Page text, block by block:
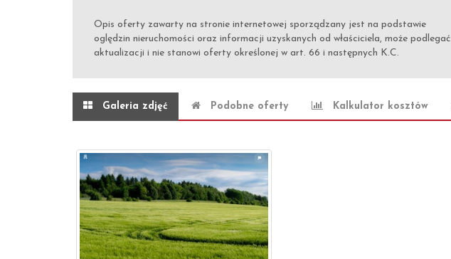
Opis oferty zawarty na stronie internetowej sporządzany jest na podstawie
oględzin nieruchomości oraz informacji uzyskanych od właściciela, może podlegać
aktualizacji i nie stanowi oferty określonej w art. 66 i następnych K.C.
Galeria zdjęć Podobne oferty Kalkulator kosztów